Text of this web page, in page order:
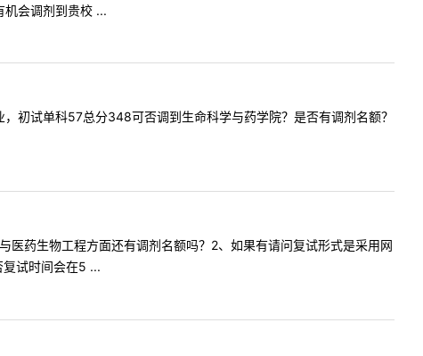
机会调剂到贵校 ...
试单科57总分348可否调到生命科学与药学院？是否有调剂名额？
药生物工程方面还有调剂名额吗？2、如果有请问复试形式是采用网
试时间会在5 ...